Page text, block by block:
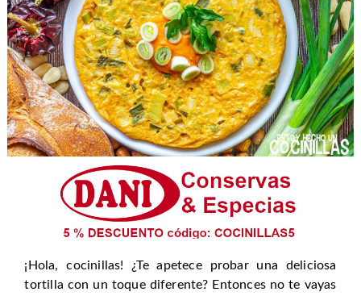
¡Hola, cocinillas! ¿Te apetece probar una deliciosa
tortilla con un toque diferente? Entonces no te vayas